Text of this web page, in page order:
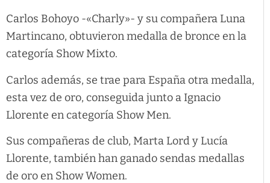
Carlos Bohoyo -«Charly»- y su compañera Luna
Martincano, obtuvieron medalla de bronce en la
categoría Show Mixto.
Carlos además, se trae para España otra medalla,
esta vez de oro, conseguida junto a Ignacio
Llorente en categoría Show Men.
Sus compañeras de club, Marta Lord y Lucía
Llorente, también han ganado sendas medallas
de oro en Show Women.